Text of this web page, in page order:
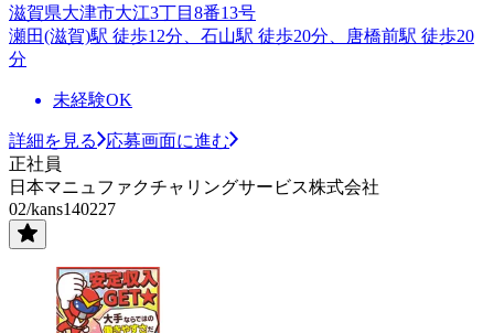
滋賀県大津市大江3丁目8番13号
瀬田(滋賀)駅 徒歩12分、石山駅 徒歩20分、唐橋前駅 徒歩20
分
未経験OK
詳細を見る
応募画面に進む
正社員
日本マニュファクチャリングサービス株式会社
02/kans140227